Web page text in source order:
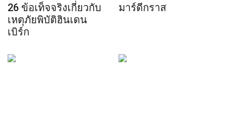
26 ข้อเท็จจริงเกี่ยวกับ
เหตุภัยพิบัติฮินเดน
เบิร์ก
มาร์ดีกราส